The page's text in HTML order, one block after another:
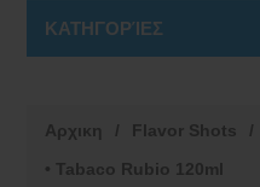
ΚΑΤΗΓΟΡΊΕΣ
Αρχικη / Flavor Shots /
• Tabaco Rubio 120ml